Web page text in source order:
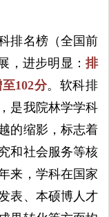
排名榜（全国前
，进步明显： 排
102分。软科排
是我院林学学科
的缩影， 标志着
和社会服务等核
来，学科在国家
表、本硕博人才